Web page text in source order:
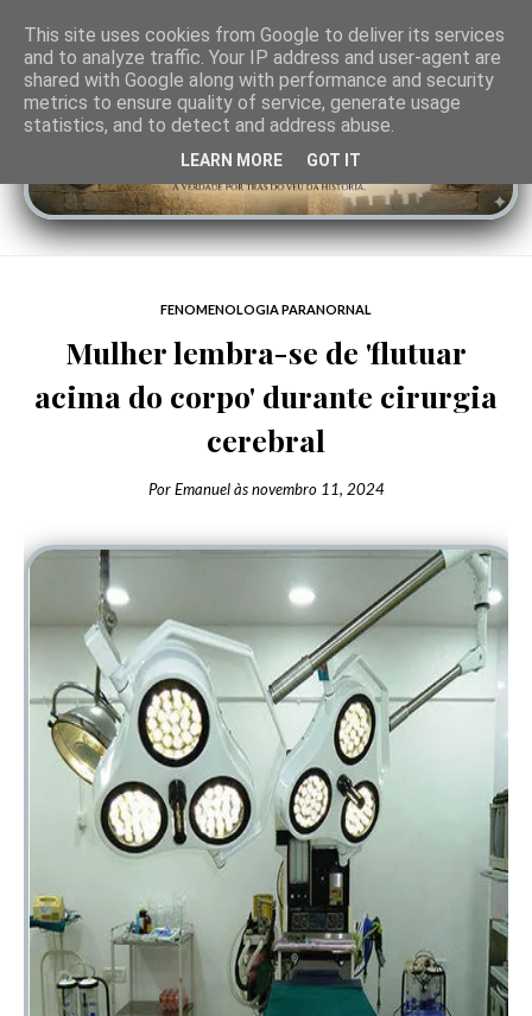
FENOMENOLOGIA PARANORNAL
Mulher lembra-se de 'flutuar
acima do corpo' durante cirurgia
cerebral
Por Emanuel àsnovembro 11, 2024
This site uses cookies from Google to deliver its services
and to analyze traffic. Your IP address and user-agent are
shared with Google along with performance and security
metrics to ensure quality of service, generate usage
statistics, and to detect and address abuse.
LEARN MORE GOT IT